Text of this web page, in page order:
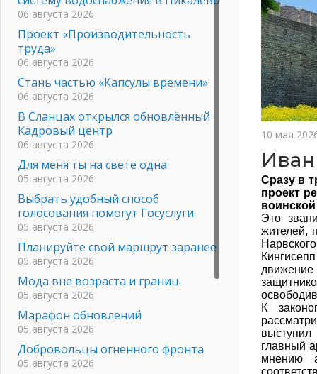
10 мая
Сразу в
проект
Это
жителей,
движение
К
главный
мнению
06 августа 2026
Проект «Производительность
труда»
06 августа 2026
Стань частью «Капсулы времени»
06 августа 2026
В Сланцах открылся обновлённый
Кадровый центр
06 августа 2026
Для меня ты на свете одна
05 августа 2026
Выбрать удобный способ
голосования помогут Госуслуги
05 августа 2026
Планируйте свой маршрут заранее
05 августа 2026
Мода вне возраста и границ
05 августа 2026
Марафон обновлений
05 августа 2026
Добровольцы огненного фронта
05 августа 2026